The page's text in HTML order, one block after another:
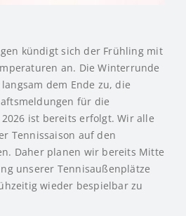
kündigt sich der Frühling mit
an. Die Winterrunde
dem Ende zu, die
für die
ist bereits erfolgt. Wir alle
Tennissaison auf den
Daher planen wir bereits Mitte
unserer Tennisaußenplätze
wieder bespielbar zu